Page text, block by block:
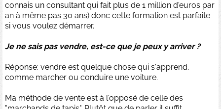
connais un consultant qui fait plus de 1 million d'euros par
an à même pas 30 ans) donc cette formation est parfaite
si vous voulez démarrer.
Je ne sais pas vendre, est-ce que je peux y arriver ?
Réponse: vendre est quelque chose qui s'apprend,
comme marcher ou conduire une voiture.
Ma méthode de vente est à l'opposé de celle des